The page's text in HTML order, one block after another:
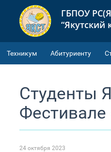
ГБПОУ
Техникум Абитуриенту
Студенты
24 октября 2023